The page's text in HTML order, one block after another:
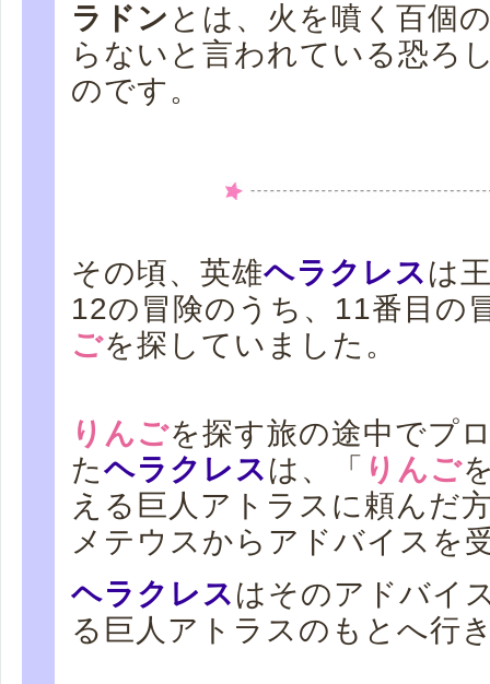
ラドン とは、火を噴く百個
らないと言われている恐ろ
のです。
その頃、英雄ヘラクレスは
12の冒険のうち、11番目の
ごを探していました。
りんごを探す旅の途中でプ
たヘラクレスは、「 りんご
える巨人アトラスに頼んだ
メテウスからアドバイスを
ヘラクレスはそのアドバイ
る巨人アトラスのもとへ行